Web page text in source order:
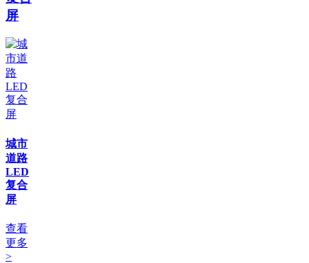
屏
城市
道路
LED
复合
屏
查看
更多
>